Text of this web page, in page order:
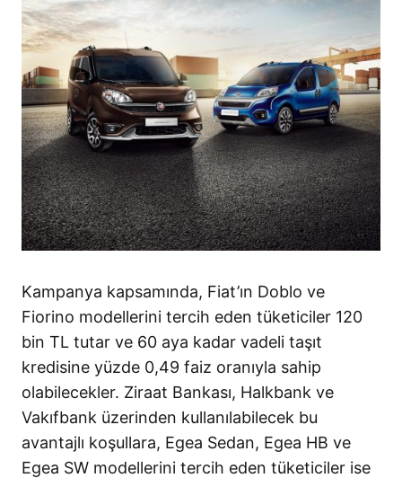
Kampanya kapsamında, Fiat’ın Doblo ve
Fiorino modellerini tercih eden tüketiciler 120
bin TL tutar ve 60 aya kadar vadeli taşıt
kredisine yüzde 0,49 faiz oranıyla sahip
olabilecekler. Ziraat Bankası, Halkbank ve
Vakıfbank üzerinden kullanılabilecek bu
avantajlı koşullara, Egea Sedan, Egea HB ve
Egea SW modellerini tercih eden tüketiciler ise